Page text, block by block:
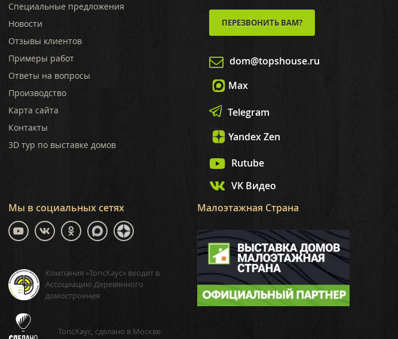
Специальные предложения
Новости
Отзывы клиентов
Примеры работ
Ответы на вопросы
Производство
Карта сайта
Контакты
3D тур по выставке домов
ПЕРЕЗВОНИТЬ ВАМ?
dom@topshouse.ru
Max
Telegram
Yandex Zen
Rutube
VK Видео
Мы в социальных сетях
Компания «ТопсХаус» входит в
Ассоциацию Деревянного
домостроения
ТопсХаус, сделано в Москве
Малоэтажная Страна